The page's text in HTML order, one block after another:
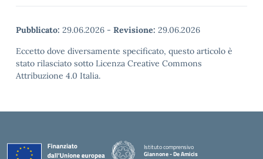
Pubblicato: 29.06.2026 - Revisione: 29.06.2026
Eccetto dove diversamente specificato, questo articolo è
stato rilasciato sotto Licenza Creative Commons
Attribuzione 4.0 Italia.
Istituto comprensivo
Giannone - De Amicis